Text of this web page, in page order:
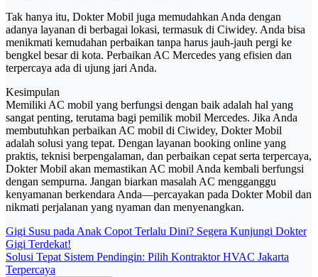
Tak hanya itu, Dokter Mobil juga memudahkan Anda dengan
adanya layanan di berbagai lokasi, termasuk di Ciwidey. Anda bisa
menikmati kemudahan perbaikan tanpa harus jauh-jauh pergi ke
bengkel besar di kota. Perbaikan AC Mercedes yang efisien dan
terpercaya ada di ujung jari Anda.
Kesimpulan
Memiliki AC mobil yang berfungsi dengan baik adalah hal yang
sangat penting, terutama bagi pemilik mobil Mercedes. Jika Anda
membutuhkan perbaikan AC mobil di Ciwidey, Dokter Mobil
adalah solusi yang tepat. Dengan layanan booking online yang
praktis, teknisi berpengalaman, dan perbaikan cepat serta terpercaya,
Dokter Mobil akan memastikan AC mobil Anda kembali berfungsi
dengan sempurna. Jangan biarkan masalah AC mengganggu
kenyamanan berkendara Anda—percayakan pada Dokter Mobil dan
nikmati perjalanan yang nyaman dan menyenangkan.
Post
navigation
Gigi Susu pada Anak Copot Terlalu Dini? Segera Kunjungi Dokter
Gigi Terdekat!
Solusi Tepat Sistem Pendingin: Pilih Kontraktor HVAC Jakarta
Terpercaya